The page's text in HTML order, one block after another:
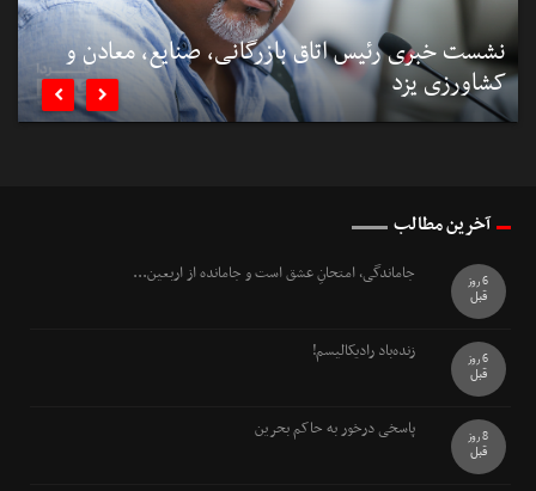
نشست خبری رئیس اتاق بازرگانی، صنایع، معادن و
کشاورزی یزد  
آخرین مطالب
جاماندگی، امتحانِ عشق است و جامانده از اربعین...
6 روز
قبل
زنده‌باد رادیکالیسم!
6 روز
قبل
پاسخی درخور به حاکم بحرین
8 روز
قبل